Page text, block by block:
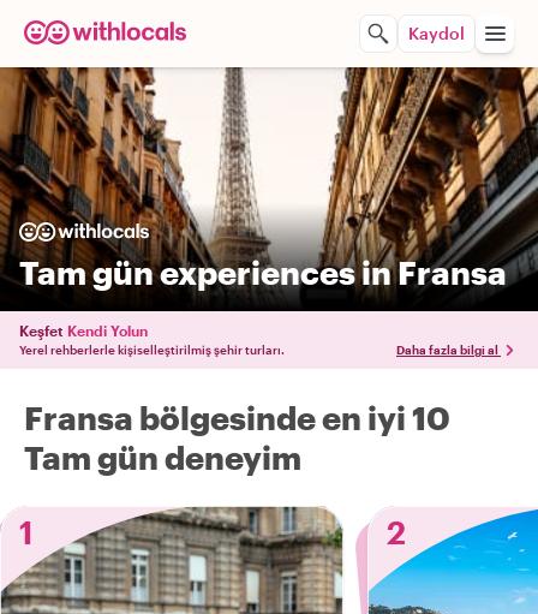
Kaydol
Tam gün experiences in Fransa
Keşfet Kendi Yolun
Yerel rehberlerle kişiselleştirilmiş şehir turları. Daha fazla bilgi al
Fransa bölgesinde en iyi 10
Tam gün deneyim
1
2